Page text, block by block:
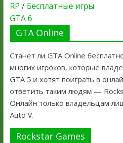
RP / Бесплатные игры
GTA 6
GTA Online
Станет ли GTA Online
многих игроков, которые
GTA 5 и хотят поиграть в
ответить таким людям —
Онлайн только владельцам
Auto V.
Rockstar Games